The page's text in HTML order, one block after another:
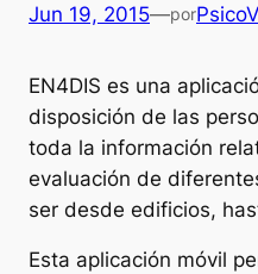
Jun 19, 2015—por
EN4DIS es una
disposición de las
toda la información
evaluación de
ser desde edificios,
Esta aplicación móvil